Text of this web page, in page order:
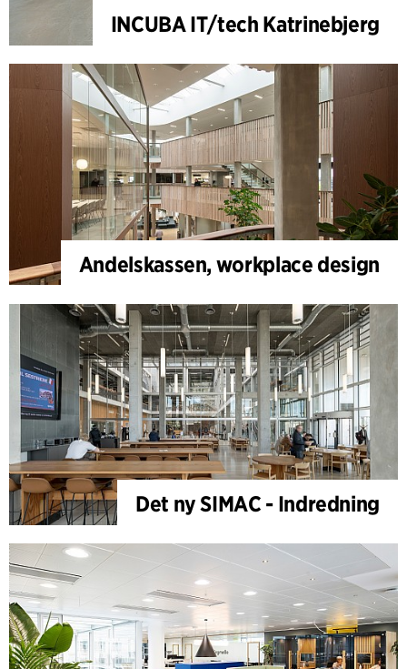
INCUBA IT/tech Katrinebjerg
Andelskassen, workplace design
Det ny SIMAC - Indredning